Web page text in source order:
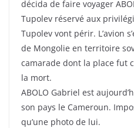
décida de faire voyager
Tupolev réservé aux
Tupolev vont périr. L’avion
de Mongolie en territoire
camarade dont la place fut
la mort.
ABOLO Gabriel est
son pays le Cameroun.
qu’une photo de lui.